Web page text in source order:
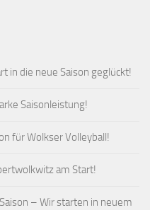
in die neue Saison geglückt!
Saisonleistung!
für Wolkser Volleyball!
am Start!
– Wir starten in neuem